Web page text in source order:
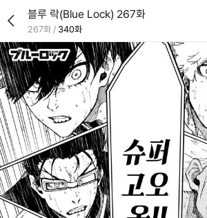
블루 락(Blue Lock) 267화
267화 / 340화